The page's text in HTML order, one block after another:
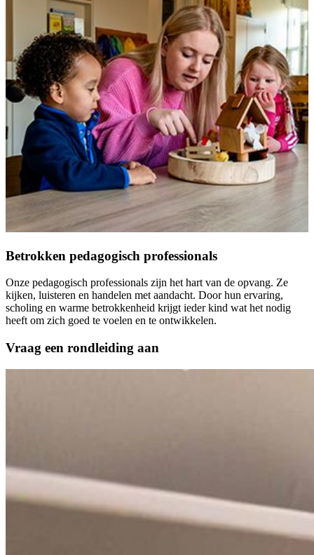
Betrokken pedagogisch professionals
Onze pedagogisch professionals zijn het hart van de opvang. Ze
kijken, luisteren en handelen met aandacht. Door hun ervaring,
scholing en warme betrokkenheid krijgt ieder kind wat het nodig
heeft om zich goed te voelen en te ontwikkelen.
Vraag een rondleiding aan